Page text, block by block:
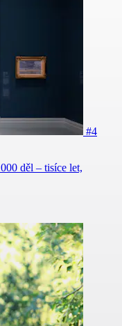
#4
děl – tisíce let,